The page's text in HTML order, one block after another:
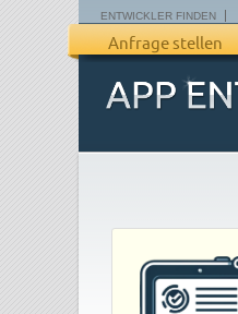
ENTWICKLER FINDEN
Anfrage stellen